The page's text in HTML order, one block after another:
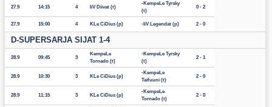
27.9 14:15 4 IiV Diivat (t)
KempeLe Tyrsky
(t)
0 - 2
27.9 15:00 4 KLe CiDius (p) IiV Legendat (p) 2 - 0
D-SUPERSARJA SIJAT 1-4
28.9 09:45 3
KempeLe
Tornado (t)
KempeLe Tyrsky
(t)
2 - 1
28.9 10:30 3 KLe CiDius (p)
KempeLe
Taifuuni (t)
2 - 0
28.9 11:15 3 KLe CiDius (p)
KempeLe
Tornado (t)
2 - 0